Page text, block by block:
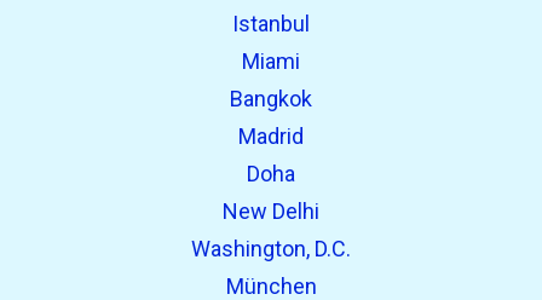
Istanbul
Miami
Bangkok
Madrid
Doha
New Delhi
Washington, D.C.
München